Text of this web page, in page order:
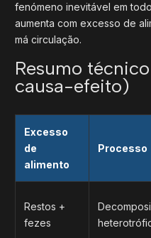
fenómeno inevitável em
aumenta com excesso de
má circulação.
Resumo
causa-efeito)
Excesso
de
alimento
Processo
Restos +
fezes